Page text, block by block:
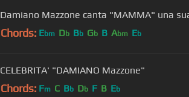
Damiano Mazzone canta "MAMMA" una
Chords: Ebm Db Bb Gb B Abm Eb
CELEBRITA' "DAMIANO Mazzone"
Chords: Fm C Bb Db F B Eb